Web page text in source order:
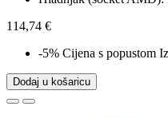
114,74 €
-5% Cijena s popustom
Dodaj u košaricu